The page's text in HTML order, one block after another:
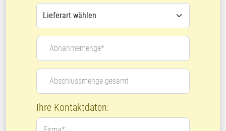
Abnahmemenge*
Abschlussmenge gesamt
Ihre Kontaktdaten: